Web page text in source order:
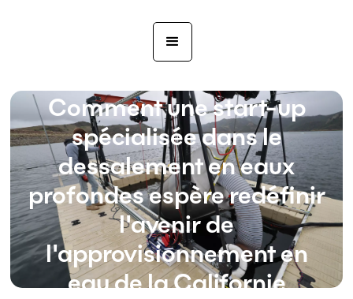
Comment une start-up
spécialisée dans le
dessalement en eaux
profondes espère redéfinir
l'avenir de
l'approvisionnement en
eau de la Californie